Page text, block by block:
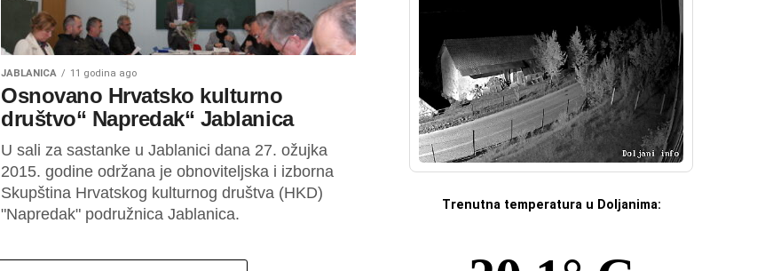
JABLANICA 11 godina ago
Osnovano Hrvatsko kulturno
društvo“ Napredak“ Jablanica
U sali za sastanke u Jablanici dana 27. ožujka
2015. godine održana je obnoviteljska i izborna
Skupština Hrvatskog kulturnog društva (HKD)
"Napredak" podružnica Jablanica.
Trenutna temperatura u Doljanima: